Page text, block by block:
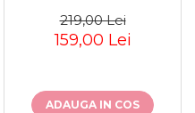
219,00 Lei
159,00 Lei
ADAUGA IN COS